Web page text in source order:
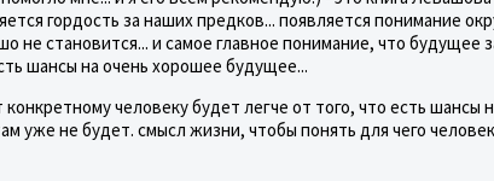
гордость за наших предков... появляется понимание
не становится... и самое главное понимание, что будущее
шансы на очень хорошее будущее...
конкретному человеку будет легче от того, что есть шансы
уже не будет. смысл жизни, чтобы понять для чего